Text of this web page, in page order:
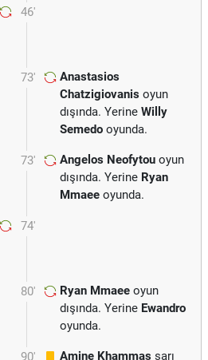
46'
73'
Anastasios
Chatzigiovanis oyun
dışında. Yerine Willy
Semedo oyunda.
73' Angelos Neofytou oyun
dışında. Yerine Ryan
Mmaee oyunda.
74'
80' Ryan Mmaee oyun
dışında. Yerine Ewandro
oyunda.
90' Amine Khammas sarı